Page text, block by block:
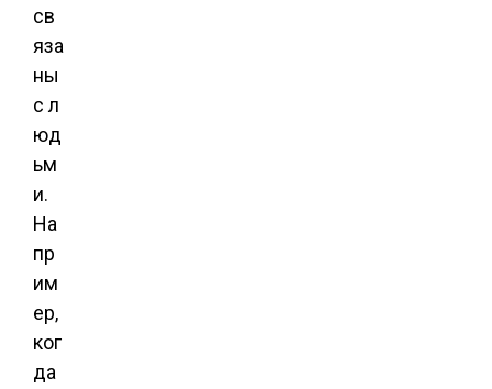
св
яза
ны
с л
юд
ьм
и.
На
пр
им
ер,
ког
да